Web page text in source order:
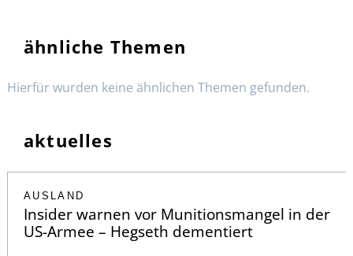
ähnliche Themen
Hierfür wurden keine ähnlichen Themen gefunden.
aktuelles
AUSLAND
Insider warnen vor Munitionsmangel in der
US-Armee – Hegseth dementiert